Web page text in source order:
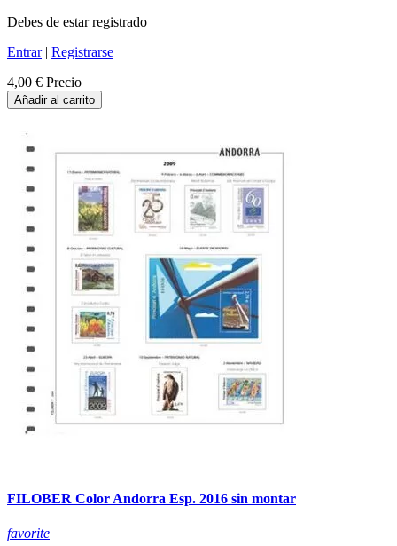
Debes de estar registrado
Entrar| Registrarse
4,00 € Precio
Añadir al carrito
FILOBER Color Andorra Esp. 2016 sin montar
favorite